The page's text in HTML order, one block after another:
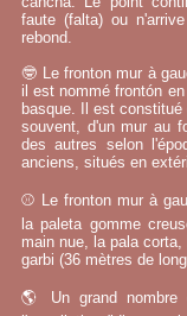
faute (falta) ou
rebond.
🤓 Le fronton mur à
il est nommé frontón
basque. Il est
souvent, d'un mur au
des autres selon
anciens, situés en
⚾ Le fronton mur à
la paleta gomme
main nue, la pala
garbi (36 mètres de
🌎 Un grand nombre